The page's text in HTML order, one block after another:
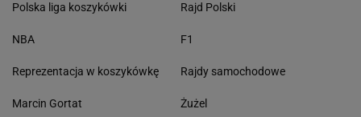
Polska liga koszykówki
NBA
Reprezentacja w koszykówkę
Marcin Gortat
Rajd Polski
F1
Rajdy samochodowe
Żużel